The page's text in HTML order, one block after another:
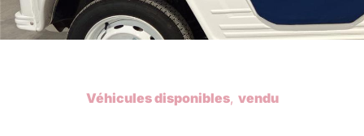
Véhicules disponibles, vendu